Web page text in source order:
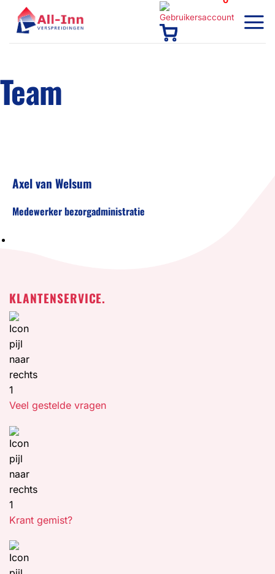
naar
Team
Axel van Welsum
Medewerker bezorgadministratie
KLANTENSERVICE.
Veel gestelde vragen
Krant gemist?